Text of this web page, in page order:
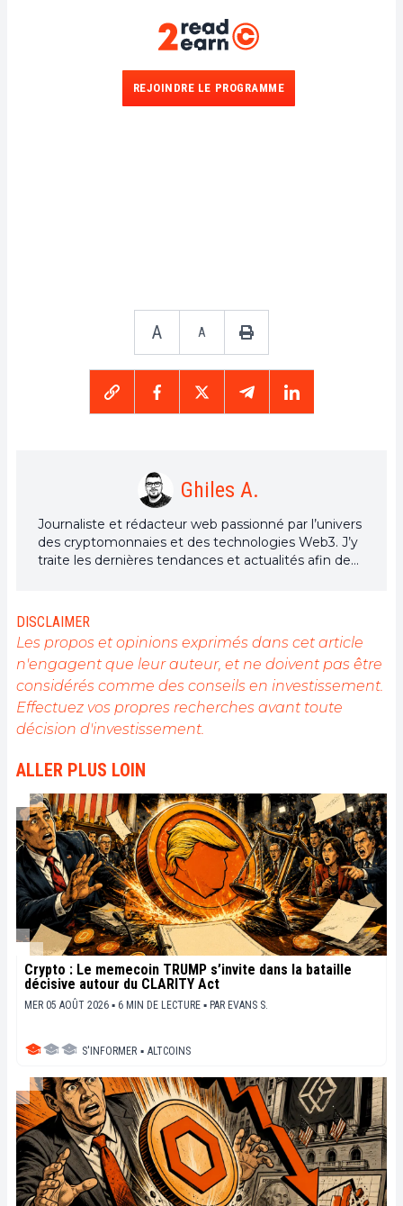
REJOINDRE LE PROGRAMME
A A
Ghiles A.
Journaliste et rédacteur web passionné par l’univers
des cryptomonnaies et des technologies Web3. J’y
traite les dernières tendances et actualités afin de
DISCLAIMER
Les propos et opinions exprimés dans cet article
n'engagent que leur auteur, et ne doivent pas être
considérés comme des conseils en investissement.
Effectuez vos propres recherches avant toute
décision d'investissement.
ALLER PLUS LOIN
Crypto : Le memecoin TRUMP s’invite dans la bataille
décisive autour du CLARITY Act
MER 05 AOÛT 2026 ▪ 6 MIN DE LECTURE ▪ PAR EVANS S.
S'INFORMER ▪ ALTCOINS